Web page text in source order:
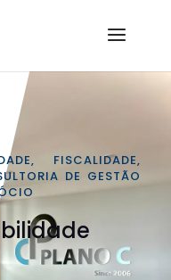
FISCALIDADE,
DE GESTÃO